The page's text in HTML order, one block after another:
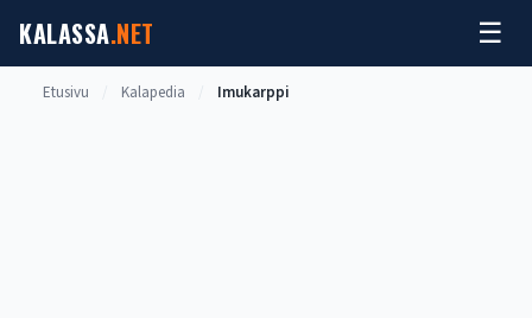
sisältöön
KALASSA.NET ☰
Etusivu Kalapedia Imukarppi